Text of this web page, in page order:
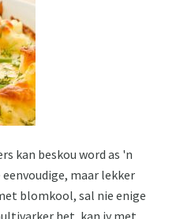
kan beskou word as 'n
maar lekker
blomkool, sal nie enige
het, kan jy met